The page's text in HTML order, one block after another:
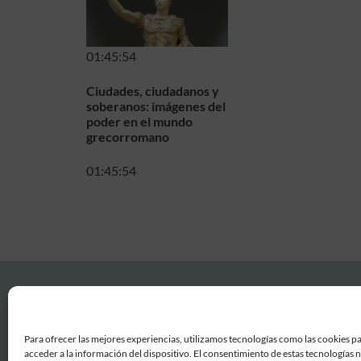
Para ofrecer las mejores experiencias, utilizamos tecnologías como las cookies
acceder a la información del dispositivo. El consentimiento de estas tecnologías
01:45:54
Ciudades, ciudadanos y
soberanos: imágenes del
poder en el mundo
grecorromano
01:45:54